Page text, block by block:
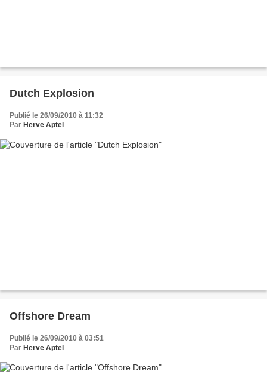
Dutch Explosion
Publié le 26/09/2010 à 11:32
Par Herve Aptel
Offshore Dream
Publié le 26/09/2010 à 03:51
Par Herve Aptel